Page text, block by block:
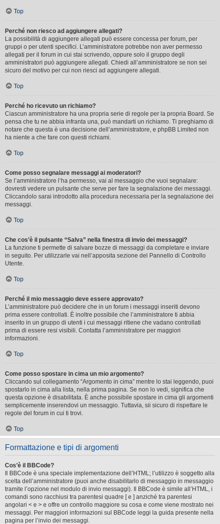
Top
Perché non riesco ad aggiungere allegati?
La possibilità di aggiungere allegati può essere concessa per forum, per
gruppi o per utenti specifici. L’amministratore potrebbe non aver permesso
allegati per il forum in cui stai scrivendo, oppure solo il gruppo degli
amministratori può aggiungere allegati. Chiedi all’amministratore se non sei
sicuro del motivo per cui non riesci ad aggiungere allegati.
Top
Perché ho ricevuto un richiamo?
Ciascun amministratore ha una propria serie di regole per la propria Board. Se
pensa che tu ne abbia infranta una, può mandarti un richiamo. Ti preghiamo di
notare che questa è una decisione dell’amministratore, e phpBB Limited non
ha niente a che fare con questi richiami.
Top
Come posso segnalare messaggi ai moderatori?
Se l’amministratore l’ha permesso, vai al messaggio che vuoi segnalare:
dovresti vedere un pulsante che serve per fare la segnalazione dei messaggi.
Cliccandolo sarai introdotto alla procedura necessaria per la segnalazione dei
messaggi.
Top
Che cos’è il pulsante “Salva” nella finestra di invio dei messaggi?
La funzione ti permette di salvare bozze di messaggi da completare e inviare
in seguito. Per utilizzarle vai nell’apposita sezione del Pannello di Controllo
Utente.
Top
Perché il mio messaggio deve essere approvato?
L’amministratore può decidere che in un forum i messaggi inseriti devono
prima essere controllati. È inoltre possibile che l’amministratore ti abbia
inserito in un gruppo di utenti i cui messaggi ritiene che vadano controllati
prima di essere resi visibili. Contatta l’amministratore per maggiori
informazioni.
Top
Come posso spostare in cima un mio argomento?
Cliccando sul collegamento “Argomento in cima” mentre lo stai leggendo, puoi
spostarlo in cima alla lista, nella prima pagina. Se non lo vedi, significa che
questa opzione è disabilitata. È anche possibile spostare in cima gli argomenti
semplicemente inserendovi un messaggio. Tuttavia, sii sicuro di rispettare le
regole del forum in cui ti trovi.
Top
Formattazione e tipi di argomenti
Cos’è il BBCode?
Il BBCode è una speciale implementazione dell’HTML; l’utilizzo è soggetto alla
scelta dell’amministratore (puoi anche disabilitarlo di messaggio in messaggio
tramite l’opzione nel modulo di invio messaggi). Il BBCode è simile all’HTML, i
comandi sono racchiusi tra parentesi quadre [ e ] anziché tra parentesi
angolari < e > e offre un controllo maggiore su cosa e come viene mostrato nei
messaggi. Per maggiori informazioni sul BBCode leggi la guida presente nella
pagina per l’invio dei messaggi.